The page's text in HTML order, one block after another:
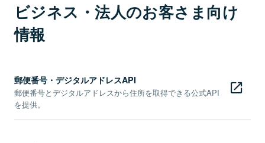
ビジネス・法人のお客さま向け
情報
郵便番号・デジタルアドレスAPI
郵便番号とデジタルアドレスから住所を取得できる公式API
を提供。